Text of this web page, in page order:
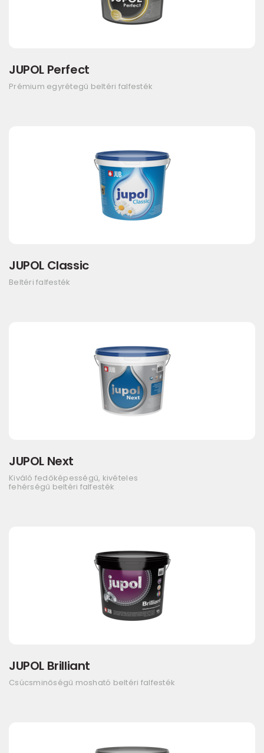
JUPOL Perfect
Prémium egyrétegű beltéri falfesték
JUPOL Classic
Beltéri falfesték
JUPOL Next
Kiváló fedőképességű, kivételes
fehérségű beltéri falfesték
JUPOL Brilliant
Csúcsminőségű mosható beltéri falfesték